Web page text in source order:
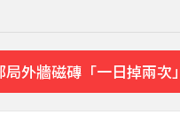
外牆磁磚「一日掉兩次」